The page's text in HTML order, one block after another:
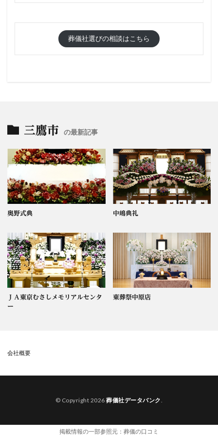
葬儀社選びの相談はこちら
三鷹市 の最新記事
奥野式典 中嶋典礼
ＪＡ東京むさしメモリアルセンタ
ー
東葬祭中原店
会社概要
© Copyright 2026葬儀社データバンク.
掲載情報の一部参照元： 葬儀の口コミ